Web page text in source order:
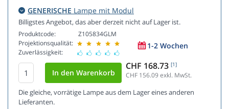
GENERISCHE Lampe mit Modul
Billigstes Angebot, das aber derzeit nicht auf Lager ist.
Produktcode:
Projektionsqualität:
Zuverlässigkeit:
Z105834GLM
1-2 Wochen
CHF 168.73 [1]
CHF 156.09exkl. MwSt.
Die gleiche, vorrätige Lampe aus dem Lager eines anderen
Lieferanten.